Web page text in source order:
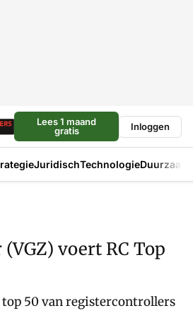
Lees 1 maand
gratis
Inloggen
JuridischTechnologie
voert RC Top
top 50 van registercontrollers